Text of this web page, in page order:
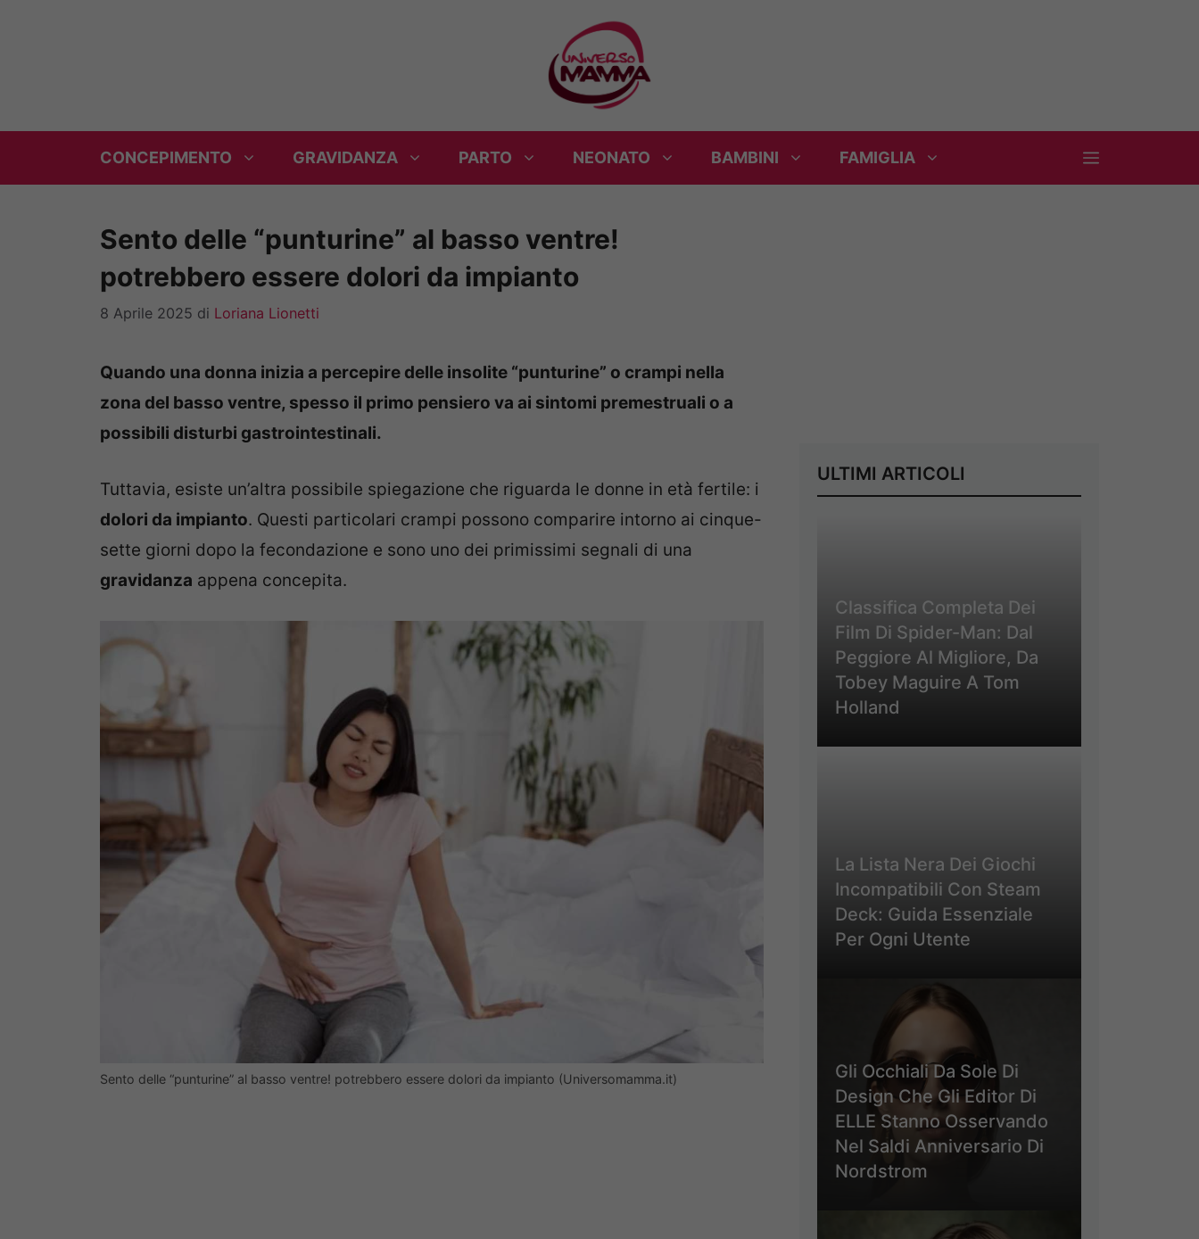
CONCEPIMENTO GRAVIDANZA PARTO NEONATO BAMBINI FAMIGLIA
Sento delle “punturine” al basso ventre!
potrebbero essere dolori da impianto
8 Aprile 2025 di Loriana Lionetti
Quando una donna inizia a percepire delle insolite “punturine” o crampi nella
zona del basso ventre, spesso il primo pensiero va ai sintomi premestruali o a
possibili disturbi gastrointestinali.
Tuttavia, esiste un’altra possibile spiegazione che riguarda le donne in età fertile: i
dolori da impianto. Questi particolari crampi possono comparire intorno ai cinque-
sette giorni dopo la fecondazione e sono uno dei primissimi segnali di una
gravidanza appena concepita.
Sento delle “punturine” al basso ventre! potrebbero essere dolori da impianto (Universomamma.it)
ULTIMI ARTICOLI
Classifica Completa Dei
Film Di Spider-Man: Dal
Peggiore Al Migliore, Da
Tobey Maguire A Tom
Holland
La Lista Nera Dei Giochi
Incompatibili Con Steam
Deck: Guida Essenziale
Per Ogni Utente
Gli Occhiali Da Sole Di
Design Che Gli Editor Di
ELLE Stanno Osservando
Nel Saldi Anniversario Di
Nordstrom